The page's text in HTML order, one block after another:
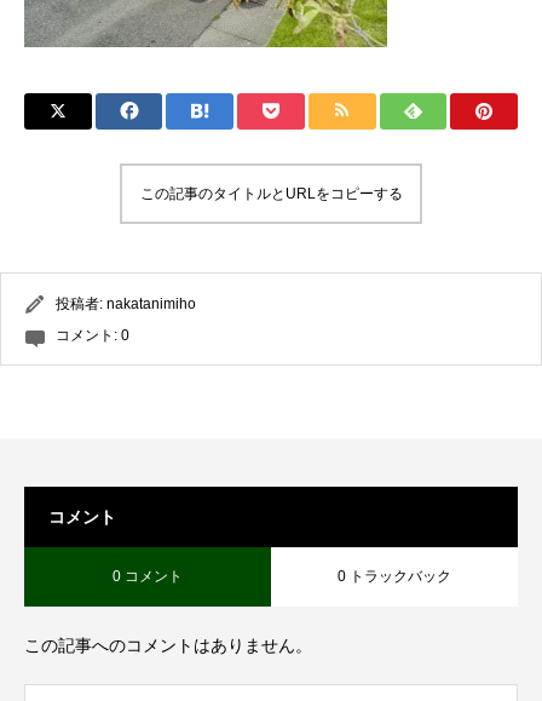
この記事のタイトルとURLをコピーする
投稿者: nakatanimiho
コメント: 0
コメント
0 コメント 0 トラックバック
この記事へのコメントはありません。